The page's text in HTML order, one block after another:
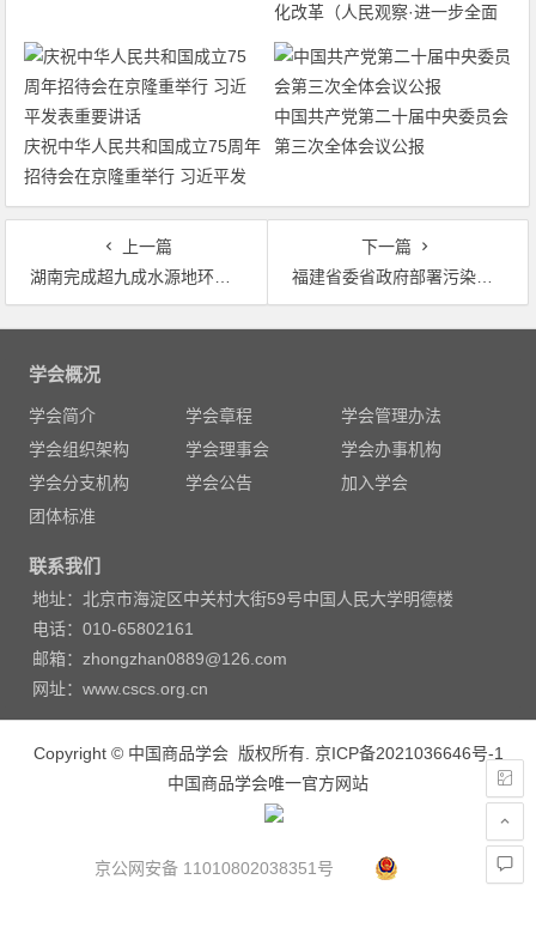
阅兵仪式 习近平发表重要讲话
化改革（人民观察·进一步全面
深化改革的“七个聚焦”）
庆祝中华人民共和国成立75周年
招待会在京隆重举行 习近平发
表重要讲话
中国共产党第二十届中央委员会
第三次全体会议公报
上一篇
湖南完成超九成水源地环境问题整治
下一篇
福建省委省政府部署污染防治攻坚战 福建:深入推进生态文明试验区建设
文
学会概况
学会简介 学会章程
学会管理办法
学会组织架构
学会理事会
学会办事机构
学会分支机构
学会公告
加入学会
团体标准
联系我们
地址：北京市海淀区中关村大街59号中国人民大学明德楼
电话：010-65802161
邮箱：zhongzhan0889@126.com
网址：www.cscs.org.cn
Copyright © 中国商品学会 版权所有. 京ICP备2021036646号-1
中国商品学会唯一官方网站
京公网安备 11010802038351号